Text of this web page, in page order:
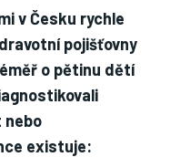
v Česku rychle
pojišťovny
o pětinu dětí
existuje: